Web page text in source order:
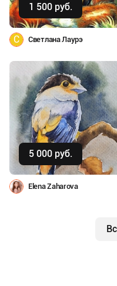
1 500 руб.
С Светлана Лаурэ
5 000 руб.
Купить
Elena Zaharova